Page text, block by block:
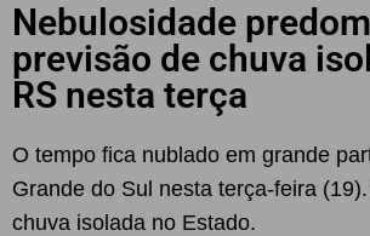
Nebulosidade
previsão de chuva
RS nesta terça
O tempo fica nublado em grande
Grande do Sul nesta terça-feira
chuva isolada no Estado.